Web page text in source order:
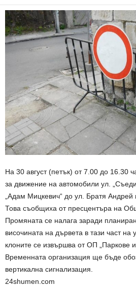
На 30 август (петък) от 7.00 до 16.30
за движение на автомобили ул.
„Адам Мицкевич“ до ул. Братя Андрей
Това съобщиха от пресцентъра на
Промяната се налага заради
височината на дървета в тази част
клоните се извършва от ОП „Паркове
Временната организация ще бъде
вертикална сигнализация.
24shumen.com